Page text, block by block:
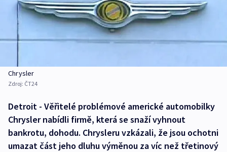
Chrysler
Zdroj: ČT24
Detroit - Věřitelé problémové americké automobilky
Chrysler nabídli firmě, která se snaží vyhnout
bankrotu, dohodu. Chrysleru vzkázali, že jsou ochotni
umazat část jeho dluhu výměnou za víc než třetinový